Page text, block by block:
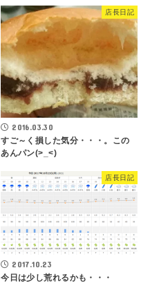
店長日記
2016.03.30
すご～く損した気分・・・。この
あんパン(>_<)
店長日記
2017.10.23
今日は少し荒れるかも・・・